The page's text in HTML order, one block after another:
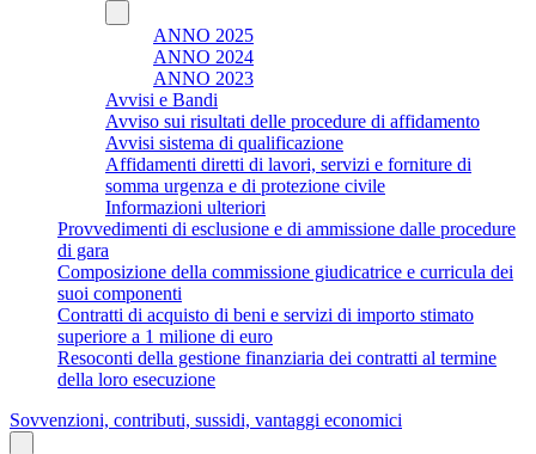
ANNO 2025
ANNO 2024
ANNO 2023
Avvisi e Bandi
Avviso sui risultati delle procedure di affidamento
Avvisi sistema di qualificazione
Affidamenti diretti di lavori, servizi e forniture di
somma urgenza e di protezione civile
Informazioni ulteriori
Provvedimenti di esclusione e di ammissione dalle procedure
di gara
Composizione della commissione giudicatrice e curricula dei
suoi componenti
Contratti di acquisto di beni e servizi di importo stimato
superiore a 1 milione di euro
Resoconti della gestione finanziaria dei contratti al termine
della loro esecuzione
Sovvenzioni, contributi, sussidi, vantaggi economici